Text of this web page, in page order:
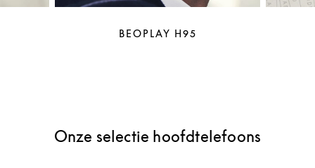
BEOPLAY H95
Onze selectie hoofdtelefoons